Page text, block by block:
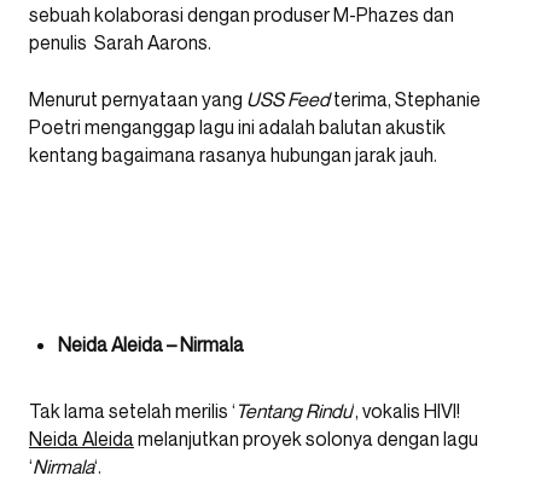
sebuah kolaborasi dengan produser M-Phazes dan
penulis Sarah Aarons.
Menurut pernyataan yang USS Feedterima, Stephanie
Poetri menganggap lagu ini adalah balutan akustik
kentang bagaimana rasanya hubungan jarak jauh.
Neida Aleida – Nirmala
Tak lama setelah merilis ‘ Tentang Rindu‘, vokalis HIVI!
Neida Aleidamelanjutkan proyek solonya dengan lagu
‘Nirmala‘.